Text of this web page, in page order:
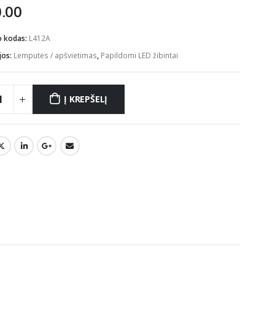
kodas: L412A
Lemputės / apšvietimas, Papildomi LED žibintai
Į KREPŠELĮ